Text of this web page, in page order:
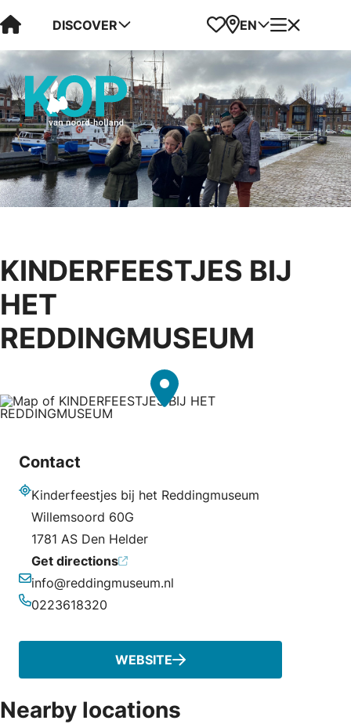
Visit Kop van Holland
DISCOVER Favorites
Map
EN Menu
KINDERFEESTJES BIJ
HET
REDDINGMUSEUM
Contact
Kinderfeestjes bij het Reddingmuseum
Willemsoord 60G
1781 AS Den Helder
Get directions
Email
info@reddingmuseum.nl
0223618320
WEBSITE
Nearby locations